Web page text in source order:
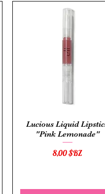
Aperçu rapide
Lucious Liquid
"Pink Lemonade"
Prix
8,00 $BZ